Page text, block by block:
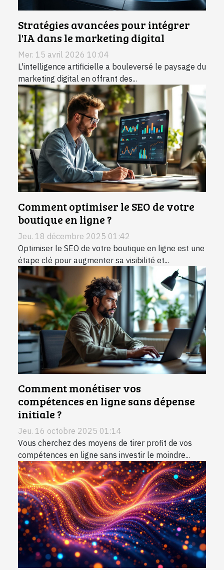
Stratégies avancées pour intégrer
l'IA dans le marketing digital
Mer. 15 avril 2026 10:04
L'intelligence artificielle a bouleversé le paysage du
marketing digital en offrant des...
Comment optimiser le SEO de votre
boutique en ligne ?
Jeu. 18 décembre 2025 01:42
Optimiser le SEO de votre boutique en ligne est une
étape clé pour augmenter sa visibilité et...
Comment monétiser vos
compétences en ligne sans dépense
initiale ?
Jeu. 16 octobre 2025 01:14
Vous cherchez des moyens de tirer profit de vos
compétences en ligne sans investir le moindre...